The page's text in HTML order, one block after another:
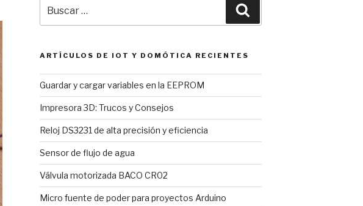
por:
ARTÍCULOS DE IOT Y DOMÓTICA RECIENTES
Guardar y cargar variables en la EEPROM
Impresora 3D: Trucos y Consejos
Reloj DS3231 de alta precisión y eficiencia
Sensor de flujo de agua
Válvula motorizada BACO CR02
Micro fuente de poder para proyectos Arduino